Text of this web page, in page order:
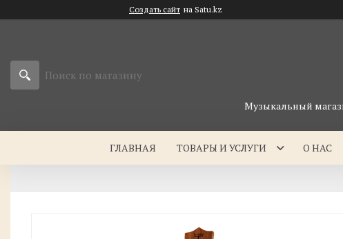
Создать сайт на Satu.kz
Музыкальный
ГЛАВНАЯ ТОВАРЫ И УСЛУГИ О НАС